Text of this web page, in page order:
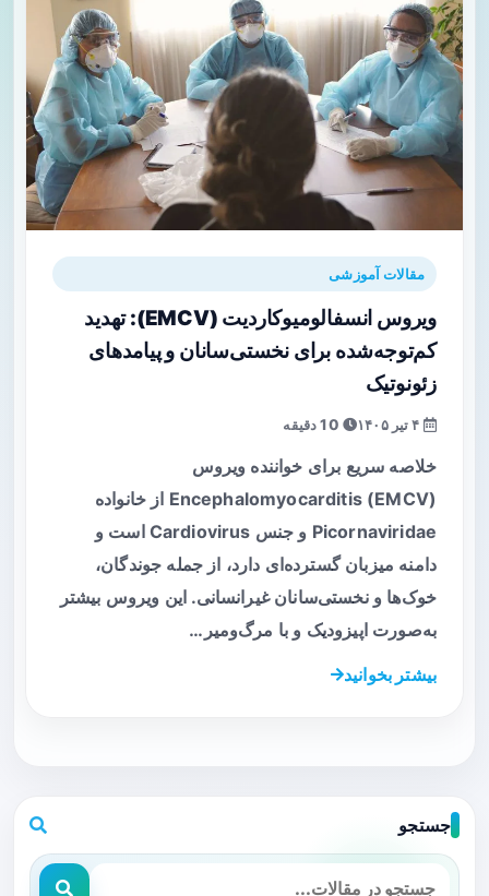
مقالات آموزشی
ویروس انسفالومیوکاردیت (EMCV): تهدید
کم‌توجه‌شده برای نخستی‌سانان و پیامدهای
زئونوتیک
خلاصه سریع برای خواننده ویروس
Encephalomyocarditis (EMCV) از خانواده
Picornaviridae و جنس Cardiovirus است و
دامنه میزبان گسترده‌ای دارد، از جمله جوندگان،
خوک‌ها و نخستی‌سانان غیرانسانی. این ویروس بیشتر
به‌صورت اپیزودیک و با مرگ‌ومیر…
بیشتر بخوانید
جستجو